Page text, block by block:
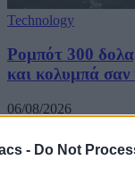
- Do Not
Technology
Ρομπότ 300
και κολυμπά σαν
06/08/2026
Techmaniacs Originals